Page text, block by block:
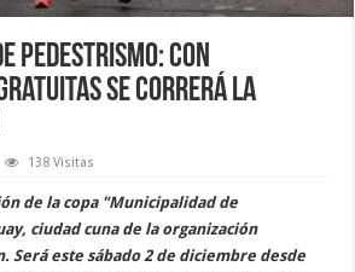
pedestrismo: con
se correrá la
138 Visitas
de la copa "Municipalidad de
ciudad cuna de la organización
Será este sábado 2 de diciembre desde